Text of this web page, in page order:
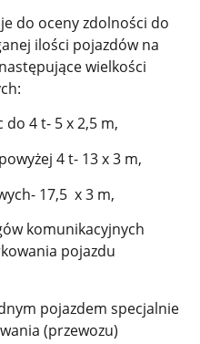
do oceny zdolności do
ilości pojazdów na
wielkości
4 t- 5 x 2,5 m,
4 t- 13 x 3 m,
17,5 x 3 m,
komunikacyjnych
pojazdu
pojazdem specjalnie
(przewozu)